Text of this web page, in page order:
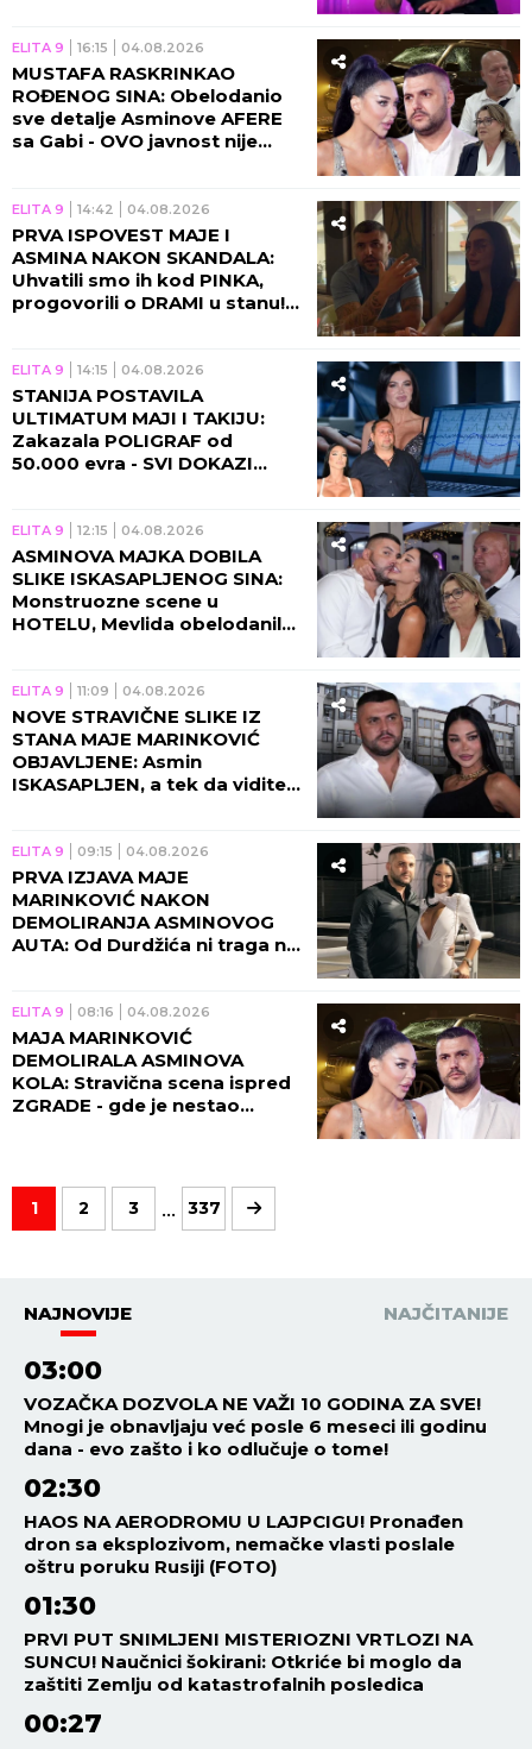
ELITA 9 16:15 04.08.2026
MUSTAFA RASKRINKAO
ROĐENOG SINA: Obelodanio
sve detalje Asminove AFERE
sa Gabi - OVO javnost nije
ELITA 9 14:42 04.08.2026
PRVA ISPOVEST MAJE I
ASMINA NAKON SKANDALA:
Uhvatili smo ih kod PINKA,
progovorili o DRAMI u stanu!
ELITA 9 14:15 04.08.2026
STANIJA POSTAVILA
ULTIMATUM MAJI I TAKIJU:
Zakazala POLIGRAF od
50.000 evra - SVI DOKAZI
ELITA 9 12:15 04.08.2026
ASMINOVA MAJKA DOBILA
SLIKE ISKASAPLJENOG SINA:
Monstruozne scene u
HOTELU, Mevlida obelodanila
ELITA 9 11:09 04.08.2026
NOVE STRAVIČNE SLIKE IZ
STANA MAJE MARINKOVIĆ
OBJAVLJENE: Asmin
ISKASAPLJEN, a tek da vidite
ELITA 9 09:15 04.08.2026
PRVA IZJAVA MAJE
MARINKOVIĆ NAKON
DEMOLIRANJA ASMINOVOG
AUTA: Od Durdžića ni traga ni
ELITA 9 08:16 04.08.2026
MAJA MARINKOVIĆ
DEMOLIRALA ASMINOVA
KOLA: Stravična scena ispred
ZGRADE - gde je nestao
1 2 3 ... 337
NAJNOVIJE NAJČITANIJE
03:00
VOZAČKA DOZVOLA NE VAŽI 10 GODINA ZA SVE!
Mnogi je obnavljaju već posle 6 meseci ili godinu
dana - evo zašto i ko odlučuje o tome!
02:30
HAOS NA AERODROMU U LAJPCIGU! Pronađen
dron sa eksplozivom, nemačke vlasti poslale
oštru poruku Rusiji (FOTO)
01:30
PRVI PUT SNIMLJENI MISTERIOZNI VRTLOZI NA
SUNCU! Naučnici šokirani: Otkriće bi moglo da
zaštiti Zemlju od katastrofalnih posledica
00:27